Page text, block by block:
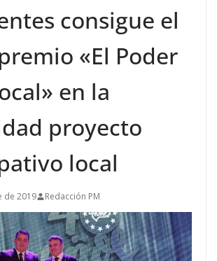
consigue el
«El Poder
en la
proyecto
local
de 2019 Redacción PM